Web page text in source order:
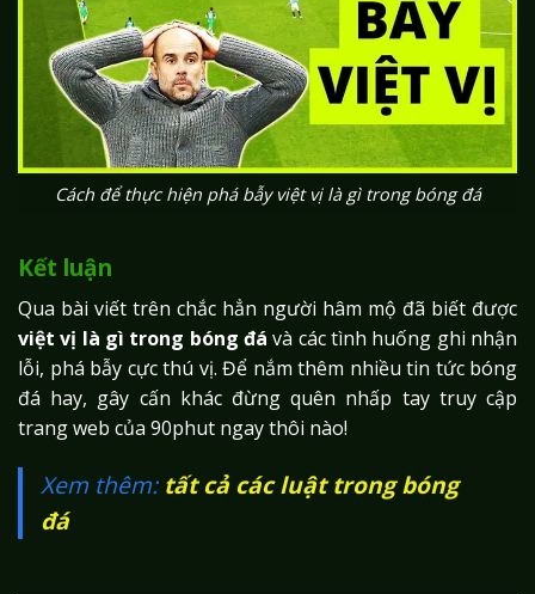
Cách để thực hiện phá bẫy việt vị là gì trong bóng đá
Kết luận
Qua bài viết trên chắc hẳn người hâm mộ đã biết được
việt vị là gì trong bóng đá và các tình huống ghi nhận
lỗi, phá bẫy cực thú vị. Để nắm thêm nhiều tin tức bóng
đá hay, gây cấn khác đừng quên nhấp tay truy cập
trang web của 90phut ngay thôi nào!
Xem thêm: tất cả các luật trong bóng
đá